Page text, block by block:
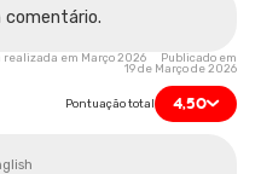
comentário.
em Março 2026 Publicado em
19 de Março de 2026
Pontuação total 4,50